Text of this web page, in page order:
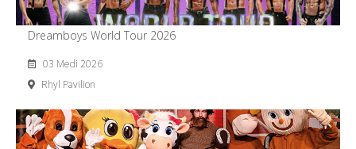
Dreamboys World Tour 2026
03 Medi 2026
Rhyl Pavilion